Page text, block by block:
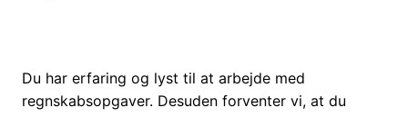
Du har erfaring og lyst til at arbejde med
regnskabsopgaver. Desuden forventer vi, at du